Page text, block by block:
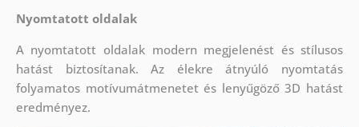
Nyomtatott oldalak
A nyomtatott oldalak modern megjelenést és stílusos
hatást biztosítanak. Az élekre átnyúló nyomtatás
folyamatos motívumátmenetet és lenyűgöző 3D hatást
eredményez.